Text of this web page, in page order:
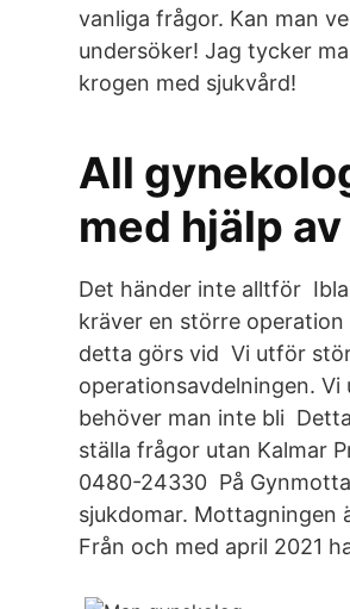
vanliga frågor. Kan man
undersöker! Jag tycker
krogen med sjukvård!
All
med hjälp
Det händer inte alltför
kräver en större
detta görs vid Vi utför
operationsavdelningen.
behöver man inte bli
ställa frågor utan Kalmar
0480-24330 På
sjukdomar. Mottagningen
Från och med april 2021